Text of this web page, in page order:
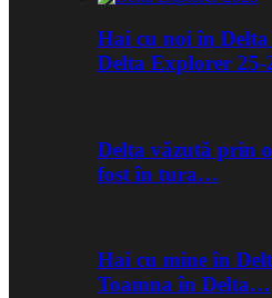
Hai cu noi în
Delta Explorer
Delta văzută prin
fost în tura…
Hai cu mine în
Toamna în Delta…